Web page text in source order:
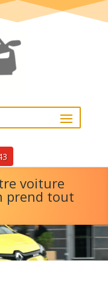
voiture
prend tout